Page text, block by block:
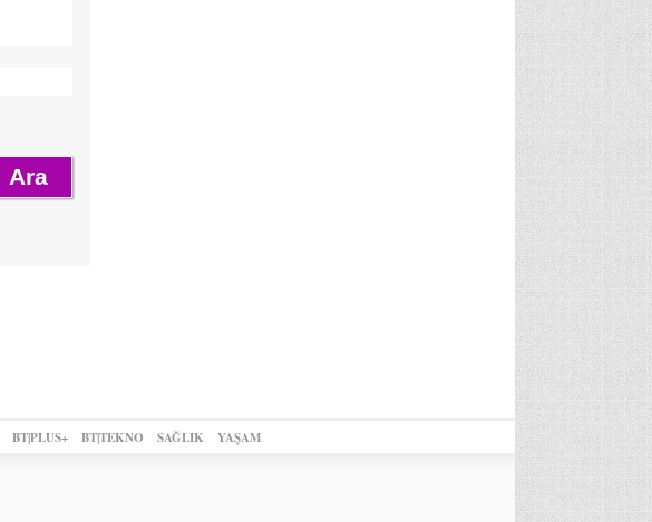
BT|PLUS+ BT|TEKNO SAĞLIK YAŞAM